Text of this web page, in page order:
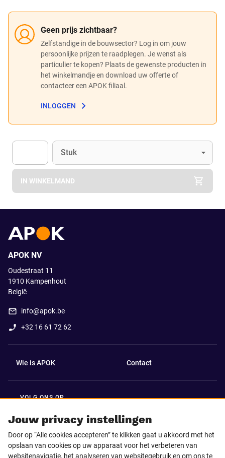
Geen prijs zichtbaar?
Zelfstandige in de bouwsector? Log in om jouw
persoonlijke prijzen te raadplegen. Je wenst als
particulier te kopen? Plaats de gewenste producten in
het winkelmandje en download uw offerte of
contacteer een APOK filiaal.
INLOGGEN
Apok.Product.Detail.AddToCart.Quantity (Optioneel)
Eenheid
Stuk
IN WINKELMAND
Jouw privacy instellingen
Door op “Alle cookies accepteren” te klikken gaat u akkoord met het
opslaan van cookies op uw apparaat voor het verbeteren van
websitenavigatie, het analyseren van websitegebruik en om ons te
APOK NV
Oudestraat 11
1910 Kampenhout
België
info@apok.be
+32 16 61 72 62
Wie is APOK Contact
VOLG ONS OP
Facebook LinkedIn
Instagram TikTok